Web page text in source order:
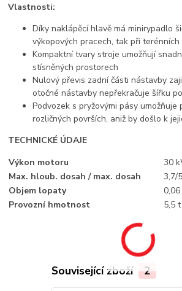
Vlastnosti:
Díky naklápěcí hlavě má minirypadlo
výkopových pracech, tak při terénních
Kompaktní tvary stroje umožňují
stísněných prostorech
Nulový převis zadní části nástavby
otočné nástavby nepřekračuje šířku
Podvozek s pryžovými pásy umožňuje
rozličných površích, aniž by došlo k
TECHNICKÉ ÚDAJE
Výkon motoru
30
Max. hloub. dosah / max. dosah
3,7/
Objem lopaty
Provozní hmotnost
5,5 t
Související zboží 2